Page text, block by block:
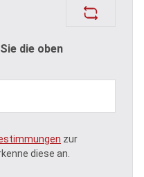
die oben
zur
diese an.